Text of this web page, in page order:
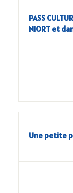
PASS
NIORT et
Une petite